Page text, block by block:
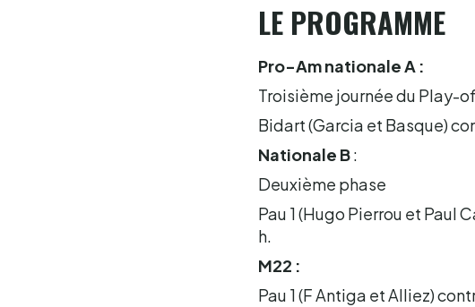
LE PROGRAMME
Pro-Am nationale A :
Troisième journée du Play-
Bidart (Garcia et Basque)
Nationale B:
Deuxième phase
Pau 1 (Hugo Pierrou et Paul
h.
M22 :
Pau 1 (F Antiga et Alliez)